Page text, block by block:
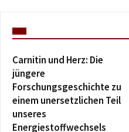
Carnitin und Herz: Die
jüngere
Forschungsgeschichte zu
einem unersetzlichen Teil
unseres
Energiestoffwechsels